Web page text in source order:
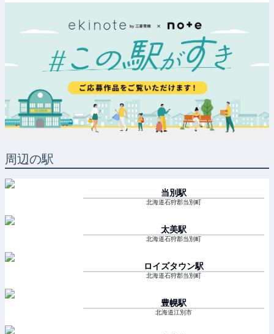
周辺の駅
当別駅
北海道石狩郡当別町
太美駅
北海道石狩郡当別町
ロイズタウン駅
北海道石狩郡当別町
豊幌駅
北海道江別市